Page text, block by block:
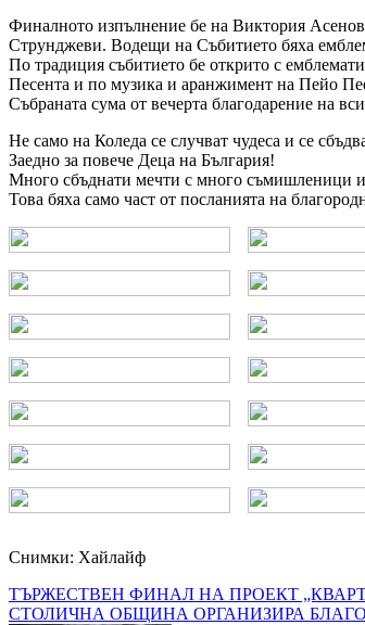
Финалното изпълнение бе на Виктория
Струнджеви. Водещи на Събитието бяха
По традиция събитието бе открито с
Песента и по музика и аранжимент на Пейо
Събраната сума от вечерта благодарение на
Не само на Коледа се случват чудеса и се
Заедно за повече Деца на България!
Много сбъднати мечти с много съмишленици
Това бяха само част от посланията на
Снимки: Хайлайф
Навигация
ТЪРЖЕСТВЕН ФИНАЛ НА ПРОЕКТ
СТОЛИЧНА ОБЩИНА ОРГАНИЗИРА